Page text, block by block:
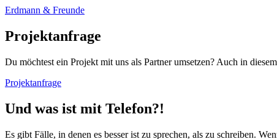
Erdmann & Freunde
Projektanfrage
Du möchtest ein Projekt mit uns als Partner umsetzen? Auch in
Projektanfrage
Und was ist mit Telefon?!
Es gibt Fälle, in denen es besser ist zu sprechen, als zu schreiben.